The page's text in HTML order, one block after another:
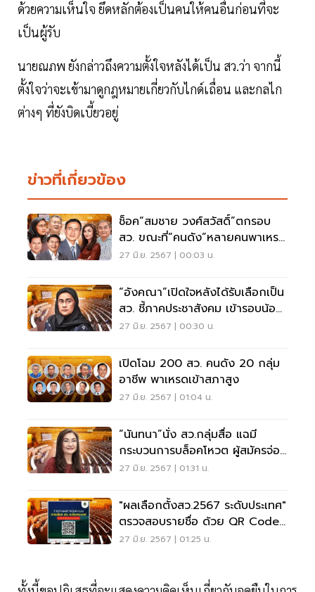
ด้วยความเห็นใจ ยึดหลักต้องเป็นคนให้คนอื่นก่อนที่จะ
เป็นผู้รับ
นายณภพ ยังกล่าวถึงความตั้งใจหลังได้เป็น สว.ว่า จากนี้
ตั้งใจว่าจะเข้ามาดูกฎหมายเกี่ยวกับไกด์เถื่อน และกลไก
ต่างๆ ที่ยังบิดเบี้ยวอยู่
ข่าวที่เกี่ยวข้อง
ช็อค“สมชาย วงศ์สวัสดิ์”ตกรอบ
สว. ขณะที่“คนดัง”หลายคนพาเหรด
เข้าสภาสูง
27 มิ.ย. 2567 | 00:03 น.
“อังคณา”เปิดใจหลังได้รับเลือกเป็น
สว. ชี้ภาคประชาสังคม เข้ารอบน้อย
มาก
27 มิ.ย. 2567 | 00:30 น.
เปิดโฉม 200 สว. คนดัง 20 กลุ่ม
อาชีพ พาเหรดเข้าสภาสูง
27 มิ.ย. 2567 | 01:04 น.
“นันทนา”นั่ง สว.กลุ่มสื่อ แฉมี
กระบวนการบล็อคโหวต ผู้สมัครจ่อ
ยื่นกกต.สอบ
27 มิ.ย. 2567 | 01:31 น.
"ผลเลือกตั้งสว.2567 ระดับประเทศ"
ตรวจสอบรายชื่อ ด้วย QR Code
กกต.
27 มิ.ย. 2567 | 01:25 น.